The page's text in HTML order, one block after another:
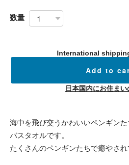
数量
International
Add to
日本国内にお住ま
海中を飛び交うかわいいペンギン
バスタオルです。
たくさんのペンギンたちで癒やされ